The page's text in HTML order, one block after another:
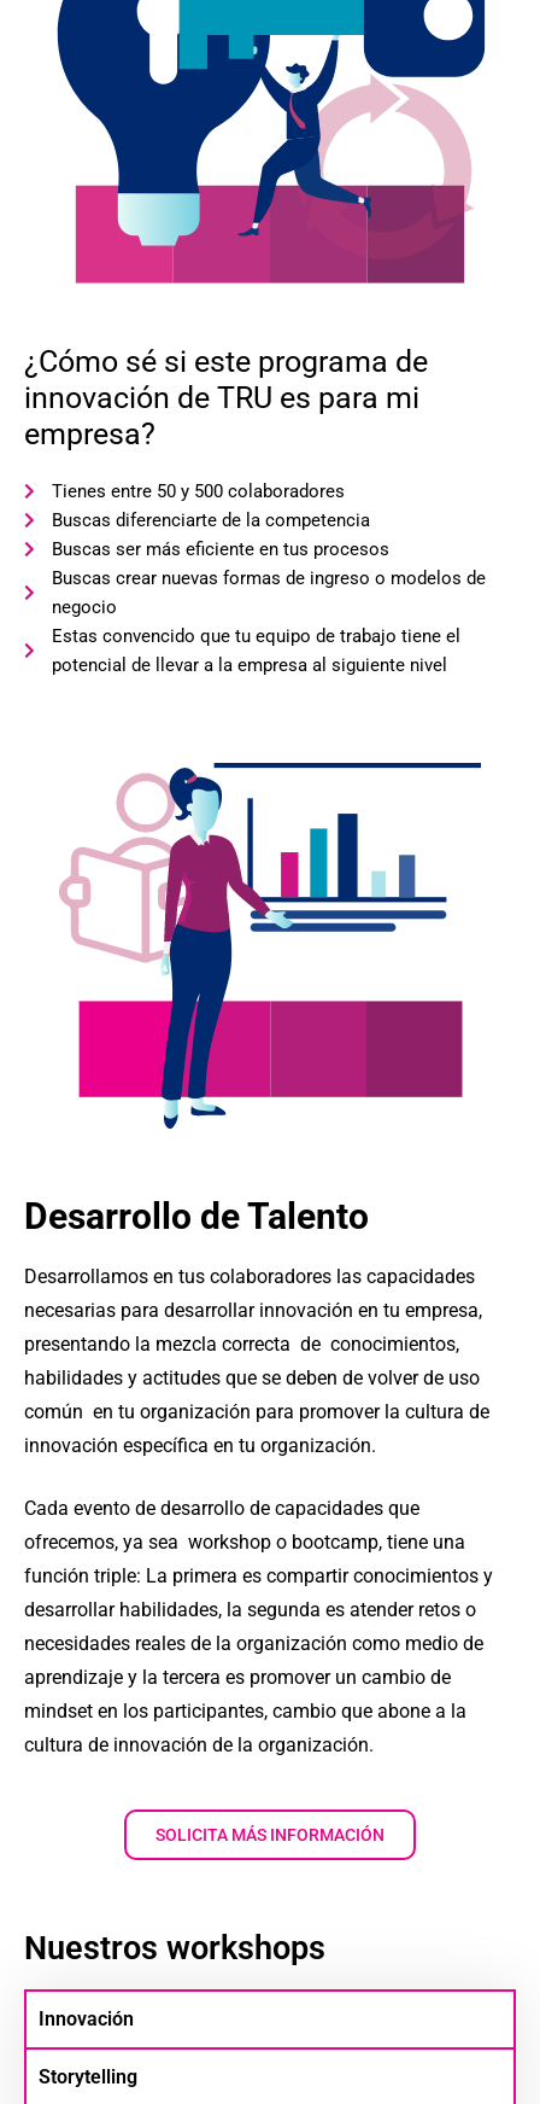
¿Cómo sé si este programa de
innovación de TRU es para mi
empresa?
Tienes entre 50 y 500 colaboradores
Buscas diferenciarte de la competencia
Buscas ser más eficiente en tus procesos
Buscas crear nuevas formas de ingreso o modelos de
negocio
Estas convencido que tu equipo de trabajo tiene el
potencial de llevar a la empresa al siguiente nivel
Desarrollo de Talento
Desarrollamos en tus colaboradores las capacidades
necesarias para desarrollar innovación en tu empresa,
presentando la mezcla correcta de conocimientos,
habilidades y actitudes que se deben de volver de uso
común en tu organización para promover la cultura de
innovación específica en tu organización.
Cada evento de desarrollo de capacidades que
ofrecemos, ya sea workshop o bootcamp, tiene una
función triple: La primera es compartir conocimientos y
desarrollar habilidades, la segunda es atender retos o
necesidades reales de la organización como medio de
aprendizaje y la tercera es promover un cambio de
mindset en los participantes, cambio que abone a la
cultura de innovación de la organización.
SOLICITA MÁS INFORMACIÓN
Nuestros workshops
Innovación
Storytelling